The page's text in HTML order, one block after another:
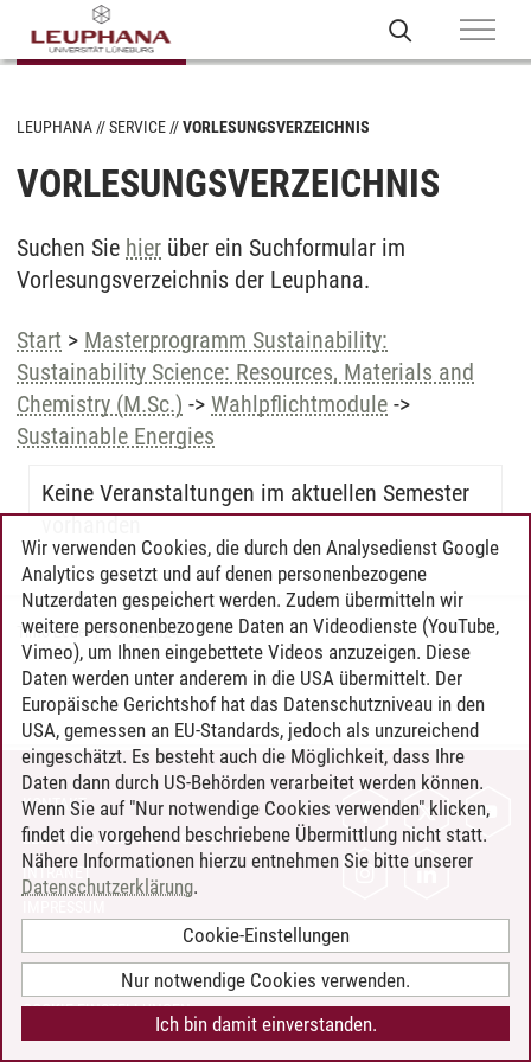
LEUPHANA SERVICE VORLESUNGSVERZEICHNIS
VORLESUNGSVERZEICHNIS
Suchen Sie hier über ein Suchformular im
Vorlesungsverzeichnis der Leuphana.
Start > Masterprogramm Sustainability:
Sustainability Science: Resources, Materials and
Chemistry (M.Sc.) -> Wahlpflichtmodule ->
Sustainable Energies
Keine Veranstaltungen im aktuellen Semester
vorhanden
Timo Leder/30.06.2024
KONTAKT
LEUPHANA ALS ARBEITGEBER
INTRANET
BARRIEREFREIHEIT
COOKIE-EINSTELLUNGEN
Wir verwenden Cookies, die durch den Analysedienst Google
Analytics gesetzt und auf denen personenbezogene
Nutzerdaten gespeichert werden. Zudem übermitteln wir
weitere personenbezogene Daten an Videodienste (YouTube,
Vimeo), um Ihnen eingebettete Videos anzuzeigen. Diese
Daten werden unter anderem in die USA übermittelt. Der
Europäische Gerichtshof hat das Datenschutzniveau in den
USA, gemessen an EU-Standards, jedoch als unzureichend
eingeschätzt. Es besteht auch die Möglichkeit, dass Ihre
Daten dann durch US-Behörden verarbeitet werden können.
Wenn Sie auf "Nur notwendige Cookies verwenden" klicken,
findet die vorgehend beschriebene Übermittlung nicht statt.
Nähere Informationen hierzu entnehmen Sie bitte unserer
Datenschutzerklärung.
Cookie-Einstellungen
Nur notwendige Cookies verwenden.
Ich bin damit einverstanden.